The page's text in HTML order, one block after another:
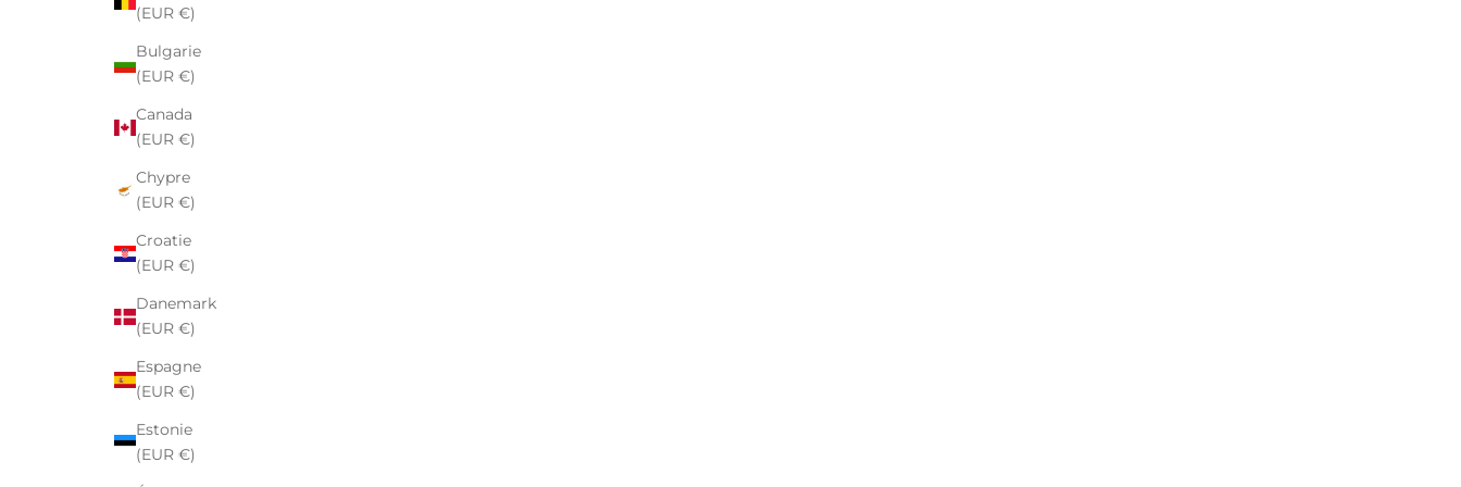
(EUR €)
Bulgarie
(EUR €)
Canada
(EUR €)
Chypre
(EUR €)
Croatie
(EUR €)
Danemark
(EUR €)
Espagne
(EUR €)
Estonie
(EUR €)